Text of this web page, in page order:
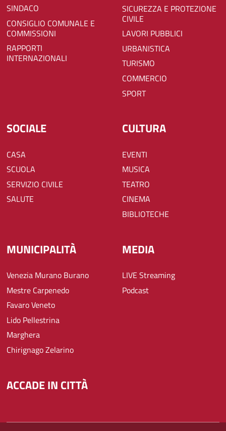
SINDACO
CONSIGLIO COMUNALE E
COMMISSIONI
RAPPORTI
INTERNAZIONALI
SICUREZZA E PROTEZIONE
CIVILE
LAVORI PUBBLICI
URBANISTICA
TURISMO
COMMERCIO
SPORT
SOCIALE
CASA
SCUOLA
SERVIZIO CIVILE
SALUTE
CULTURA
EVENTI
MUSICA
TEATRO
CINEMA
BIBLIOTECHE
MUNICIPALITÀ
Venezia Murano Burano
Mestre Carpenedo
Favaro Veneto
Lido Pellestrina
Marghera
Chirignago Zelarino
MEDIA
LIVE Streaming
Podcast
ACCADE IN CITTÀ